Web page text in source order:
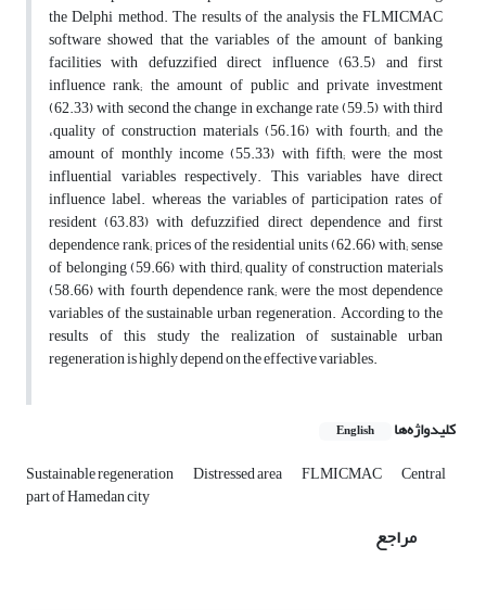
the Delphi method. The results of the analysis the FLMICMAC
software showed that the variables of the amount of banking
facilities with defuzzified direct influence (63.5) and first
influence rank; the amount of public and private investment
(62.33) with second the change in exchange rate (59.5) with third
،quality of construction materials (56.16) with fourth; and the
amount of monthly income (55.33) with fifth; were the most
influential variables respectively. This variables have direct
influence label. whereas the variables of participation rates of
resident (63.83) with defuzzified direct dependence and first
dependence rank; prices of the residential units (62.66) with; sense
of belonging (59.66) with third; quality of construction materials
(58.66) with fourth dependence rank; were the most dependence
variables of the sustainable urban regeneration. According to the
results of this study the realization of sustainable urban
regeneration is highly depend on the effective variables.
کلیدواژه‌ها English
Sustainable regeneration Distressed area FLMICMAC Central
part of Hamedan city
مراجع